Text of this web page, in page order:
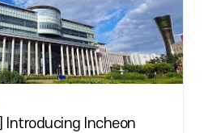
Introducing Incheon